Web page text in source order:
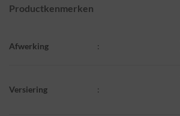
Productkenmerken
Afwerking :
Versiering :